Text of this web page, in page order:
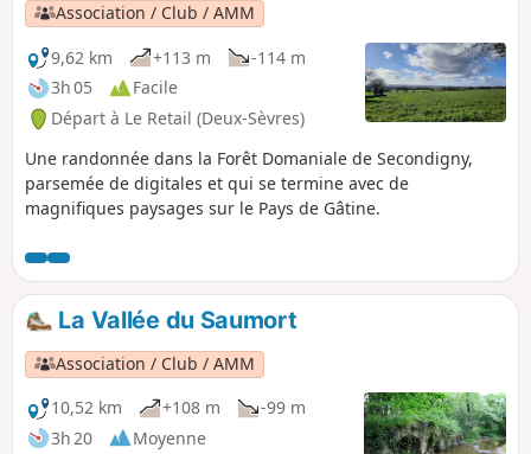
Association / Club / AMM
9,62 km
+113 m
-114 m
3h 05
Facile
Départ à Le Retail (Deux-Sèvres)
Une randonnée dans la Forêt Domaniale de Secondigny,
parsemée de digitales et qui se termine avec de
magnifiques paysages sur le Pays de Gâtine.
La Vallée du Saumort
Association / Club / AMM
10,52 km
+108 m
-99 m
3h 20
Moyenne